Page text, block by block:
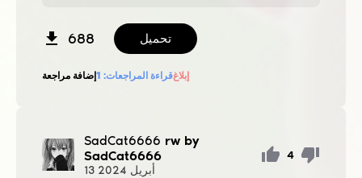
688 تحميل
إضافة مراجعة قراءة المراجعات: 1 إبلاغ
SadCat6666 rw by
SadCat6666
13 أبريل
4